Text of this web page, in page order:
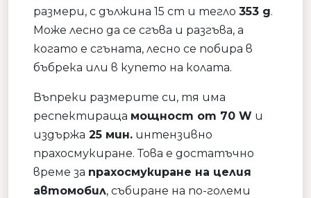
размери, с дължина 15 cm и тегло 353 g.
Може лесно да се сгъва и разгъва, а
когато е сгъната, лесно се побира в
бъбрека или в купето на колата.
Въпреки размерите си, тя има
респектираща мощност от 70 W и
издържа 25 мин. интензивно
прахосмукиране. Това е достатъчно
време за прахосмукиране на целия
автомобил, събиране на по-големи